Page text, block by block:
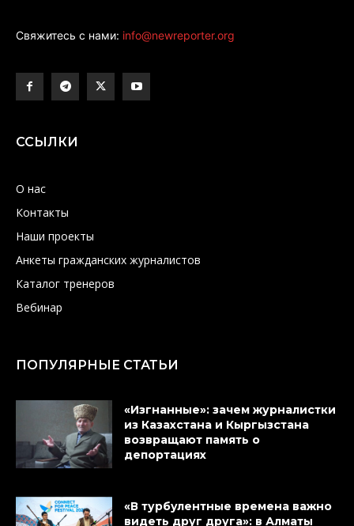
Свяжитесь с нами: info@newreporter.org
ССЫЛКИ
О нас
Контакты
Наши проекты
Анкеты гражданских журналистов
Каталог тренеров
Вебинар
ПОПУЛЯРНЫЕ СТАТЬИ
«Изгнанные»: зачем журналистки
из Казахстана и Кыргызстана
возвращают память о
депортациях
«В турбулентные времена важно
видеть друг друга»: в Алматы